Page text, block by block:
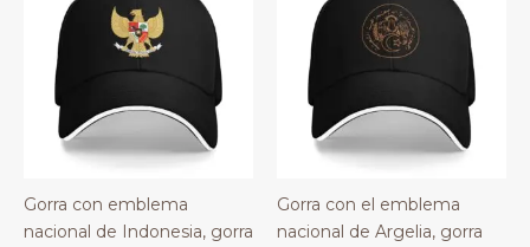
Gorra con emblema
nacional de Indonesia, gorra
Gorra con el emblema
nacional de Argelia, gorra